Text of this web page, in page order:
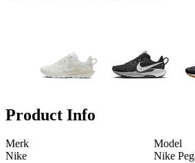
Product Info
Merk
Nike
Model
Nike